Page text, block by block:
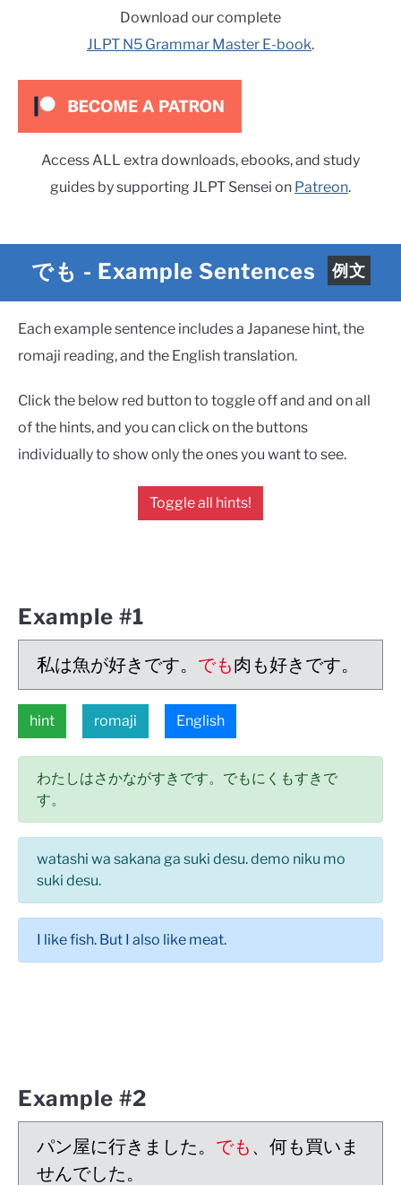
Download our complete
JLPT N5 Grammar Master E-book.
Access ALL extra downloads, ebooks, and study
guides by supporting JLPT Sensei on Patreon.
でも - Example Sentences 例文
Each example sentence includes a Japanese hint, the
romaji reading, and the English translation.
Click the below red button to toggle off and and on all
of the hints, and you can click on the buttons
individually to show only the ones you want to see.
Toggle all hints!
Example #1
私は魚が好きです。 でも肉も好きです。
hint romaji English
わたしはさかながすきです。でもにくもすきで
す。
watashi wa sakana ga suki desu. demo niku mo
suki desu.
I like fish. But I also like meat.
Example #2
パン屋に行きました。 でも 、何も買いま
せんでした。